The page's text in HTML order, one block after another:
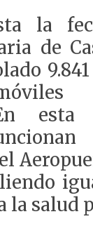
la
de
esta
la salud